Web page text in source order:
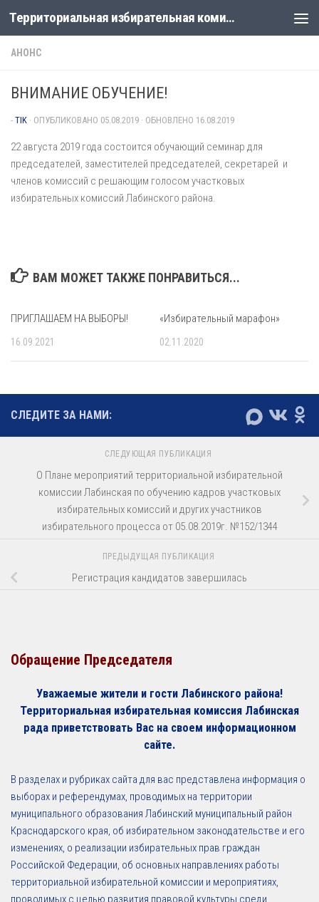
Перейти к содержимому Территориальная избирательная комиссия Лабинская
АНОНС
ВНИМАНИЕ ОБУЧЕНИЕ!
- TIK · ОПУБЛИКОВАНО 05.08.2019 · ОБНОВЛЕНО 16.08.2019
22 августа 2019 года состоится обучающий семинар для
председателей, заместителей председателей, секретарей и
членов комиссий с решающим голосом участковых
избирательных комиссий Лабинского района.
ВАМ МОЖЕТ ТАКЖЕ ПОНРАВИТЬСЯ...
ПРИГЛАШАЕМ НА ВЫБОРЫ!
16.09.2021
«Избирательный марафон»
02.11.2020
СЛЕДИТЕ ЗА НАМИ:
СЛЕДУЮЩАЯ ПУБЛИКАЦИЯ
О Плане мероприятий территориальной избирательной
комиссии Лабинская по обучению кадров участковых
избирательных комиссий и других участников
избирательного процесса от 05.08.2019г. №152/1344
ПРЕДЫДУЩАЯ ПУБЛИКАЦИЯ
Регистрация кандидатов завершилась
Обращение Председателя
Уважаемые жители и гости Лабинского района!
Территориальная избирательная комиссия Лабинская
рада приветствовать Вас на своем информационном
сайте.
В разделах и рубриках сайта для вас представлена информация о
выборах и референдумах, проводимых на территории
муниципального образования Лабинский муниципальный район
Краснодарского края, об избирательном законодательстве и его
изменениях, о реализации избирательных прав граждан
Российской Федерации, об основных направлениях работы
территориальной избирательной комиссии и мероприятиях,
проводимых с целью развития правовой культуры среди